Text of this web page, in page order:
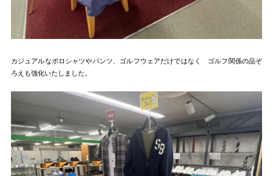
カジュアルなポロシャツやパンツ、ゴルフウェアだけではなく ゴルフ関係の品ぞ
ろえも強化いたしました。